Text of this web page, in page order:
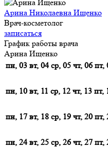
Арина Николаевна Ищенко
Врач-косметолог
записаться
График работы врача
Арина Ищенко
пн, 03 вт, 04 ср, 05 чт, 06 пт,
пн, 10 вт, 11 ср, 12 чт, 13 пт,
пн, 17 вт, 18 ср, 19 чт, 20 пт,
пн, 24 вт, 25 ср, 26 чт, 27 пт,